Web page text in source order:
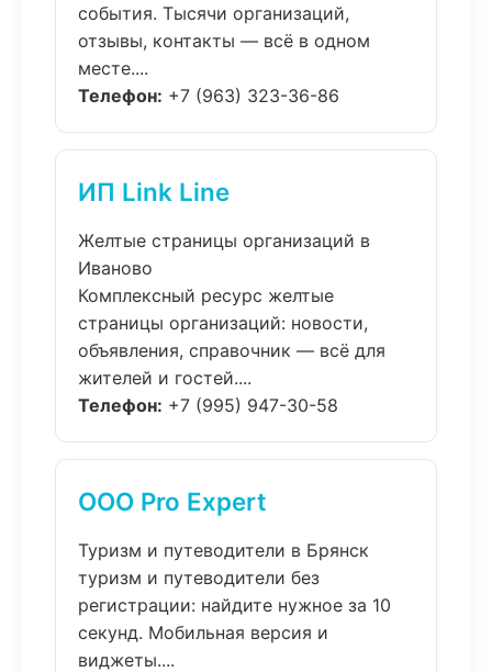
события. Тысячи организаций,
отзывы, контакты — всё в одном
месте....
Телефон: +7 (963) 323-36-86
ИП Link Line
Желтые страницы организаций в
Иваново
Комплексный ресурс желтые
страницы организаций: новости,
объявления, справочник — всё для
жителей и гостей....
Телефон: +7 (995) 947-30-58
ООО Pro Expert
Туризм и путеводители в Брянск
туризм и путеводители без
регистрации: найдите нужное за 10
секунд. Мобильная версия и
виджеты....